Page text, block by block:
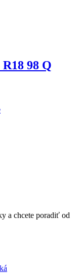
R18 98 Q
a chcete poradiť od